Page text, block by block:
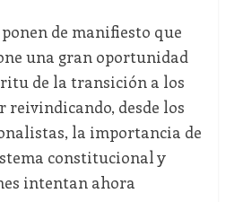
de manifiesto que
una gran oportunidad
de la transición a los
reivindicando, desde los
la importancia de
constitucional y
intentan ahora